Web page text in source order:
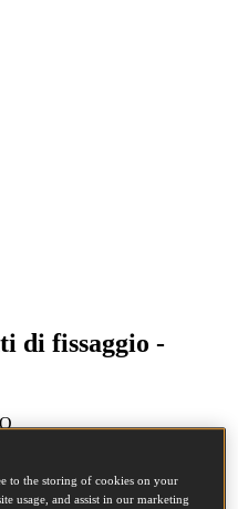
di fissaggio -
to the storing of cookies on your
usage, and assist in our marketing